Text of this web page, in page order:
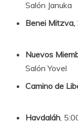
Salón Januka
Benei Mitzva,
Nuevos
Salón Yovel
Camino de
Havdaláh ,